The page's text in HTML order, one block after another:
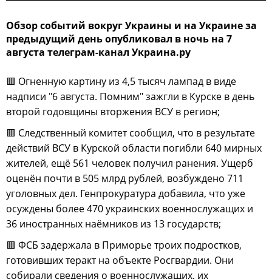
Обзор событий вокруг Украины и на Украине за
предыдущий день опубликовал в ночь на 7
августа телеграм-канал Украина.ру
🟥 Огненную картину из 4,5 тысяч лампад в виде
надписи "6 августа. Помним" зажгли в Курске в день
второй годовщины вторжения ВСУ в регион;
🟥 Следственный комитет сообщил, что в результате
действий ВСУ в Курской области погибли 640 мирных
жителей, ещё 561 человек получил ранения. Ущерб
оценён почти в 505 млрд рублей, возбуждено 711
уголовных дел. Генпрокуратура добавила, что уже
осуждены более 470 украинских военнослужащих и
36 иностранных наёмников из 13 государств;
🟥 ФСБ задержала в Приморье троих подростков,
готовивших теракт на объекте Росгвардии. Они
собирали сведения о военнослужащих, их